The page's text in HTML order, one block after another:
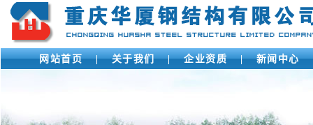
网站首页 | 关于我们 | 企业资质 | 新闻中心